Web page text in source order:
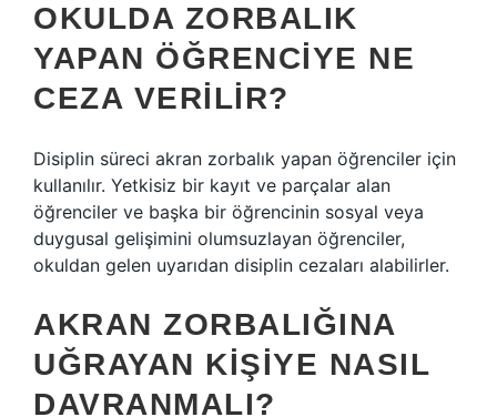
OKULDA ZORBALIK
YAPAN ÖĞRENCIYE NE
CEZA VERILIR?
Disiplin süreci akran zorbalık yapan öğrenciler için
kullanılır. Yetkisiz bir kayıt ve parçalar alan
öğrenciler ve başka bir öğrencinin sosyal veya
duygusal gelişimini olumsuzlayan öğrenciler,
okuldan gelen uyarıdan disiplin cezaları alabilirler.
AKRAN ZORBALIĞINA
UĞRAYAN KIŞIYE NASIL
DAVRANMALI?